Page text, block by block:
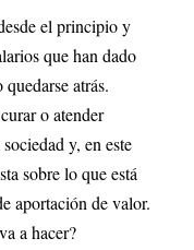
el principio y
que han dado
atrás.
o atender
y, en este
sobre lo que está
aportación de valor.
a hacer?